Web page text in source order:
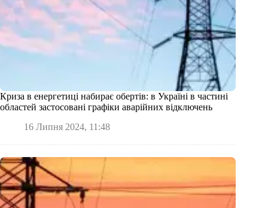
Криза в енергетиці набирає обертів: в Україні в частині
областей застосовані графіки аварійних відключень
16 Липня 2024, 11:48